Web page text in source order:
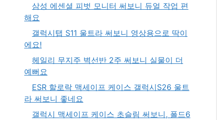
삼성 에센셜 피벗 모니터 써보니 듀얼 작업 편
해요
갤럭시탭 S11 울트라 써보니 영상용으로 딱이
에요!
헤일리 무지주 벽선반 2주 써보니 실물이 더
예뻐요
ESR 할로락 맥세이프 케이스 갤럭시S26 울트
라 써보니 좋네요
갤럭시 맥세이프 케이스 초슬림 써보니, 폴드6